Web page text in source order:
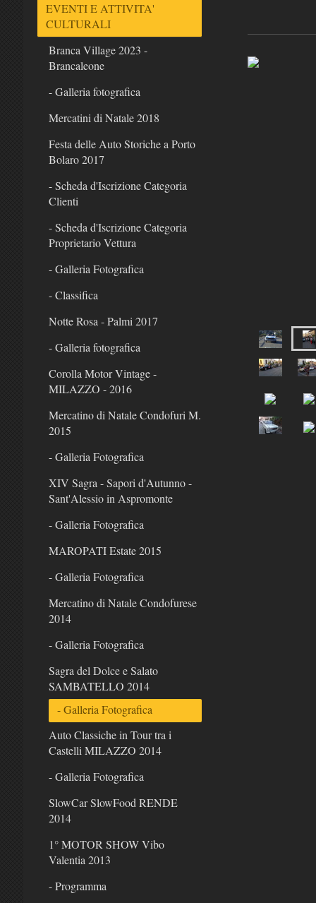
EVENTI E ATTIVITA'
CULTURALI
Branca Village 2023 -
Brancaleone
- Galleria fotografica
Mercatini di Natale 2018
Festa delle Auto Storiche a Porto
Bolaro 2017
- Scheda d'Iscrizione Categoria
Clienti
- Scheda d'Iscrizione Categoria
Proprietario Vettura
- Galleria Fotografica
- Classifica
Notte Rosa - Palmi 2017
- Galleria fotografica
Corolla Motor Vintage -
MILAZZO - 2016
Mercatino di Natale Condofuri M.
2015
- Galleria Fotografica
XIV Sagra - Sapori d'Autunno -
Sant'Alessio in Aspromonte
- Galleria Fotografica
MAROPATI Estate 2015
- Galleria Fotografica
Mercatino di Natale Condofurese
2014
- Galleria Fotografica
Sagra del Dolce e Salato
SAMBATELLO 2014
- Galleria Fotografica
Auto Classiche in Tour tra i
Castelli MILAZZO 2014
- Galleria Fotografica
SlowCar SlowFood RENDE
2014
1° MOTOR SHOW Vibo
Valentia 2013
- Programma